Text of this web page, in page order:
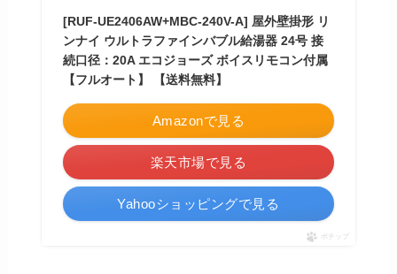
[RUF-UE2406AW+MBC-240V-A] 屋外壁掛形 リ
ンナイ ウルトラファインバブル給湯器 24号 接
続口径：20A エコジョーズ ボイスリモコン付属
【フルオート】 【送料無料】
Amazonで見る
楽天市場で見る
Yahooショッピングで見る
ポチップ